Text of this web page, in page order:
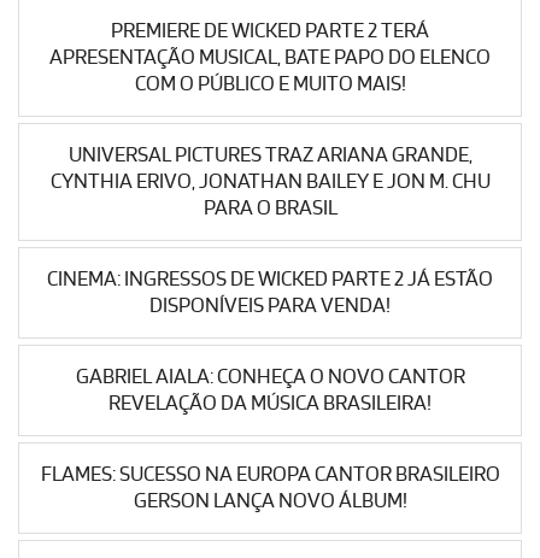
PREMIERE DE WICKED PARTE 2 TERÁ
APRESENTAÇÃO MUSICAL, BATE PAPO DO ELENCO
COM O PÚBLICO E MUITO MAIS!
UNIVERSAL PICTURES TRAZ ARIANA GRANDE,
CYNTHIA ERIVO, JONATHAN BAILEY E JON M. CHU
PARA O BRASIL
CINEMA: INGRESSOS DE WICKED PARTE 2 JÁ ESTÃO
DISPONÍVEIS PARA VENDA!
GABRIEL AIALA: CONHEÇA O NOVO CANTOR
REVELAÇÃO DA MÚSICA BRASILEIRA!
FLAMES: SUCESSO NA EUROPA CANTOR BRASILEIRO
GERSON LANÇA NOVO ÁLBUM!